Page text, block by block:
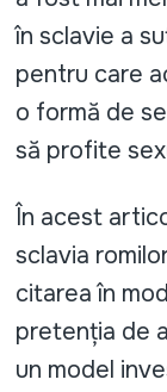
în sclavie a
pentru care
o formă de
să profite
În acest
sclavia
citarea în
pretenția de
un model